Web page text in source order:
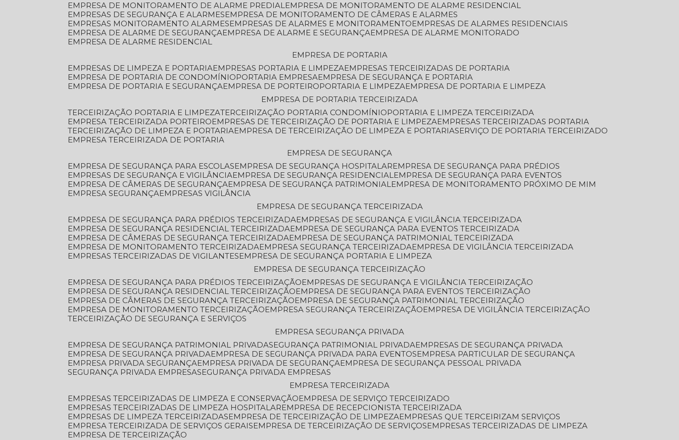
EMPRESA DE MONITORAMENTO DE ALARME PREDIAL
EMPRESA DE MONITORAMENTO DE ALARME RESIDENCIAL
EMPRESAS DE SEGURANÇA E ALARMES
EMPRESA DE MONITORAMENTO DE CÂMERAS E ALARMES
EMPRESAS MONITORAMENTO ALARMES
EMPRESAS DE ALARMES E MONITORAMENTO
EMPRESAS DE ALARMES RESIDENCIAIS
EMPRESA DE ALARME DE SEGURANÇA
EMPRESA DE ALARME E SEGURANÇA
EMPRESA DE ALARME MONITORADO
EMPRESA DE ALARME RESIDENCIAL
EMPRESA DE PORTARIA
EMPRESAS DE LIMPEZA E PORTARIA
EMPRESAS PORTARIA E LIMPEZA
EMPRESAS TERCEIRIZADAS DE PORTARIA
EMPRESA DE PORTARIA DE CONDOMÍNIO
PORTARIA EMPRESA
EMPRESA DE SEGURANÇA E PORTARIA
EMPRESA DE PORTARIA E SEGURANÇA
EMPRESA DE PORTEIRO PORTARIA E LIMPEZA
EMPRESA DE PORTARIA E LIMPEZA
EMPRESA DE PORTARIA TERCEIRIZADA
TERCEIRIZAÇÃO PORTARIA E LIMPEZA TERCEIRIZAÇÃO PORTARIA CONDOMÍNIO
PORTARIA E LIMPEZA TERCEIRIZADA
EMPRESA TERCEIRIZADA PORTEIRO
EMPRESAS DE TERCEIRIZAÇÃO DE PORTARIA E LIMPEZA
EMPRESAS TERCEIRIZADAS PORTARIA
TERCEIRIZAÇÃO DE LIMPEZA E PORTARIA
EMPRESA DE TERCEIRIZAÇÃO DE LIMPEZA E PORTARIA SERVIÇO DE PORTARIA TERCEIRIZADO
EMPRESA TERCEIRIZADA DE PORTARIA
EMPRESA DE SEGURANÇA
EMPRESA DE SEGURANÇA PARA ESCOLAS
EMPRESA DE SEGURANÇA HOSPITALAR
EMPRESA DE SEGURANÇA PARA PRÉDIOS
EMPRESAS DE SEGURANÇA E VIGILÂNCIA
EMPRESA DE SEGURANÇA RESIDENCIAL
EMPRESA DE SEGURANÇA PARA EVENTOS
EMPRESA DE CÂMERAS DE SEGURANÇA
EMPRESA DE SEGURANÇA PATRIMONIAL
EMPRESA DE MONITORAMENTO PRÓXIMO DE MIM
EMPRESA SEGURANÇA
EMPRESAS VIGILÂNCIA
EMPRESA DE SEGURANÇA TERCEIRIZADA
EMPRESA DE SEGURANÇA PARA PRÉDIOS TERCEIRIZADA
EMPRESAS DE SEGURANÇA E VIGILÂNCIA TERCEIRIZADA
EMPRESA DE SEGURANÇA RESIDENCIAL TERCEIRIZADA
EMPRESA DE SEGURANÇA PARA EVENTOS TERCEIRIZADA
EMPRESA DE CÂMERAS DE SEGURANÇA TERCEIRIZADA
EMPRESA DE SEGURANÇA PATRIMONIAL TERCEIRIZADA
EMPRESA DE MONITORAMENTO TERCEIRIZADA
EMPRESA SEGURANÇA TERCEIRIZADA
EMPRESA DE VIGILÂNCIA TERCEIRIZADA
EMPRESAS TERCEIRIZADAS DE VIGILANTES
EMPRESA DE SEGURANÇA PORTARIA E LIMPEZA
EMPRESA DE SEGURANÇA TERCEIRIZAÇÃO
EMPRESA DE SEGURANÇA PARA PRÉDIOS TERCEIRIZAÇÃO
EMPRESAS DE SEGURANÇA E VIGILÂNCIA TERCEIRIZAÇÃO
EMPRESA DE SEGURANÇA RESIDENCIAL TERCEIRIZAÇÃO
EMPRESA DE SEGURANÇA PARA EVENTOS TERCEIRIZAÇÃO
EMPRESA DE CÂMERAS DE SEGURANÇA TERCEIRIZAÇÃO
EMPRESA DE SEGURANÇA PATRIMONIAL TERCEIRIZAÇÃO
EMPRESA DE MONITORAMENTO TERCEIRIZAÇÃO
EMPRESA SEGURANÇA TERCEIRIZAÇÃO
EMPRESA DE VIGILÂNCIA TERCEIRIZAÇÃO
TERCEIRIZAÇÃO DE SEGURANÇA E SERVIÇOS
EMPRESA SEGURANÇA PRIVADA
EMPRESA DE SEGURANÇA PATRIMONIAL PRIVADA SEGURANÇA PATRIMONIAL PRIVADA
EMPRESAS DE SEGURANÇA PRIVADA
EMPRESA DE SEGURANÇA PRIVADA
EMPRESA DE SEGURANÇA PRIVADA PARA EVENTOS
EMPRESA PARTICULAR DE SEGURANÇA
EMPRESA PRIVADA SEGURANÇA
EMPRESA PRIVADA DE SEGURANÇA
EMPRESA DE SEGURANÇA PESSOAL PRIVADA
SEGURANÇA PRIVADA EMPRESA SEGURANÇA PRIVADA EMPRESAS
EMPRESA TERCEIRIZADA
EMPRESAS TERCEIRIZADAS DE LIMPEZA E CONSERVAÇÃO
EMPRESA DE SERVIÇO TERCEIRIZADO
EMPRESAS TERCEIRIZADAS DE LIMPEZA HOSPITALAR
EMPRESA DE RECEPCIONISTA TERCEIRIZADA
EMPRESAS DE LIMPEZA TERCEIRIZADAS
EMPRESA DE TERCEIRIZAÇÃO DE LIMPEZA
EMPRESAS QUE TERCEIRIZAM SERVIÇOS
EMPRESA TERCEIRIZADA DE SERVIÇOS GERAIS
EMPRESA DE TERCEIRIZAÇÃO DE SERVIÇOS
EMPRESAS TERCEIRIZADAS DE LIMPEZA
EMPRESA DE TERCEIRIZAÇÃO